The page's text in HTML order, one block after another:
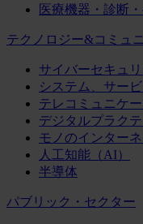
医療機器・診断
テクノロジー&コミュ
サイバーセキュリ
システム、サー
テレコミュニケ
デジタルプラクテ
モノのインター
人工知能（AI）
半導体
パブリック・セクター